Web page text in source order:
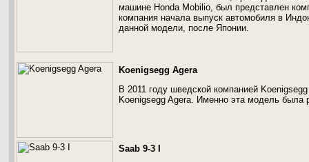
машине Honda Mobilio, был представлен
компания начала выпуск автомобиля в
данной модели, после Японии.
Koenigsegg Agera
В 2011 году шведской компанией
Koenigsegg Agera. Именно эта модель была
Saab 9-3 I